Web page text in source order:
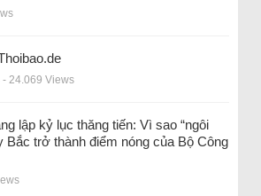
- 24.069 Views
lập kỷ lục thăng tiến: Vì sao “ngôi
Bắc trở thành điểm nóng của Bộ Công